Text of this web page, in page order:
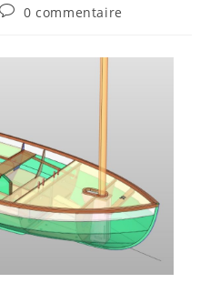
0 commentaire